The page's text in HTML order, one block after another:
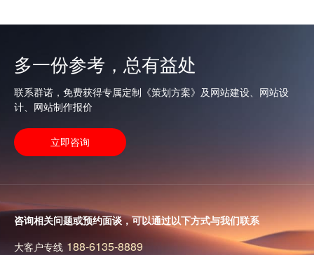
查看更多
多一份参考，总有益处
联系群诺，免费获得专属定制《策划方案》及网站建设、网站设
计、网站制作报价
立即咨询
咨询相关问题或预约面谈，可以通过以下方式与我们联系
大客户专线 188-6135-8889